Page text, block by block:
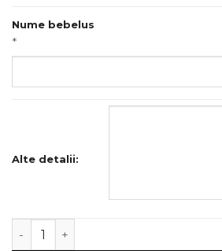
Nume bebelus
*
Alte detalii:
Cantitate Trusou botez Deluxe